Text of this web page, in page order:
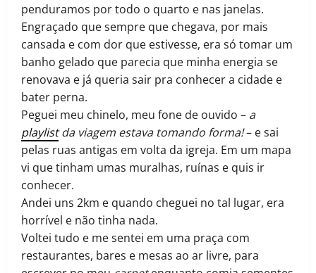
penduramos por todo o quarto e nas janelas.
Engraçado que sempre que chegava, por mais
cansada e com dor que estivesse, era só tomar um
banho gelado que parecia que minha energia se
renovava e já queria sair pra conhecer a cidade e
bater perna.
Peguei meu chinelo, meu fone de ouvido – a
playlistda viagem estava tomando forma!– e sai
pelas ruas antigas em volta da igreja. Em um mapa
vi que tinham umas muralhas, ruínas e quis ir
conhecer.
Andei uns 2km e quando cheguei no tal lugar, era
horrível e não tinha nada.
Voltei tudo e me sentei em uma praça com
restaurantes, bares e mesas ao ar livre, para